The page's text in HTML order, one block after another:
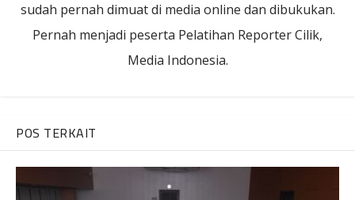
sudah pernah dimuat di media online dan dibukukan.
Pernah menjadi peserta Pelatihan Reporter Cilik,
Media Indonesia.
POS TERKAIT